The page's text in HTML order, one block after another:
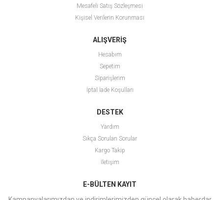
Mesafeli Satış Sözleşmesi
Kişisel Verilerin Korunması
ALIŞVERİŞ
Hesabım
Sepetim
Siparişlerim
İptal İade Koşulları
DESTEK
Yardım
Sıkça Sorulan Sorular
Kargo Takip
İletişim
E-BÜLTEN KAYIT